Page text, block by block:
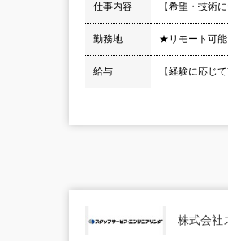
仕事内容 【希望・技術
勤務地 ★リモート可
給与 【経験に応じ
株式会社